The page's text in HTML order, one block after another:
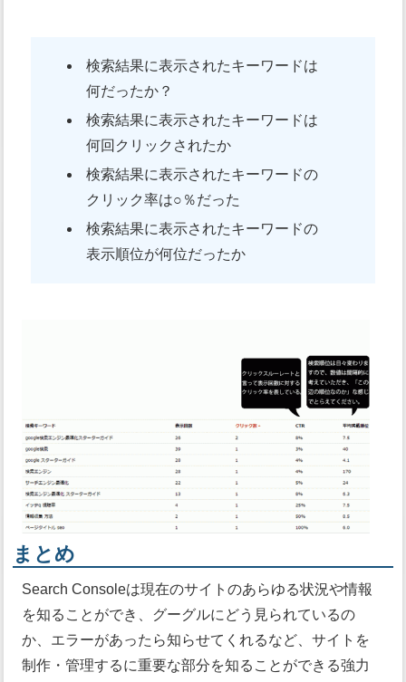
検索結果に表示されたキーワードは
何だったか？
検索結果に表示されたキーワードは
何回クリックされたか
検索結果に表示されたキーワードの
クリック率は○％だった
検索結果に表示されたキーワードの
表示順位が何位だったか
まとめ
Search Consoleは現在のサイトのあらゆる状況や情報
を知ることができ、グーグルにどう見られているの
か、エラーがあったら知らせてくれるなど、サイトを
制作・管理するに重要な部分を知ることができる強力